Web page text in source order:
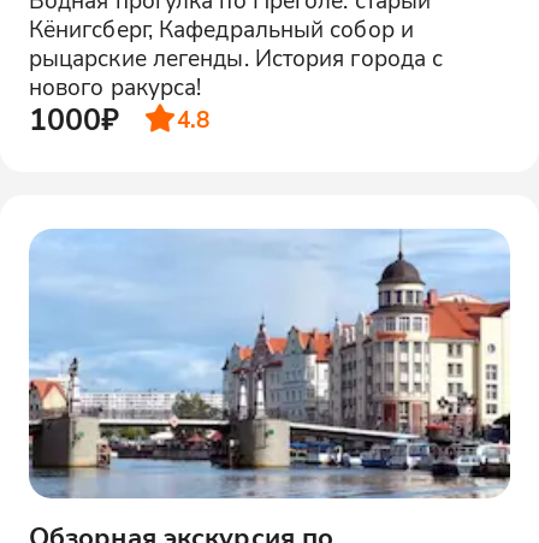
Кёнигсберг, Кафедральный собор и
рыцарские легенды. История города с
нового ракурса!
1000₽ 4.8